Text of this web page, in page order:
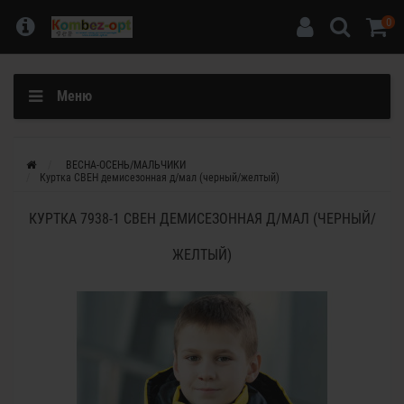
0
Меню
ВЕСНА-ОСЕНЬ/МАЛЬЧИКИ
Куртка СВЕН демисезонная д/мал (черный/желтый)
КУРТКА 7938-1 СВЕН ДЕМИСЕЗОННАЯ Д/МАЛ (ЧЕРНЫЙ/
ЖЕЛТЫЙ)